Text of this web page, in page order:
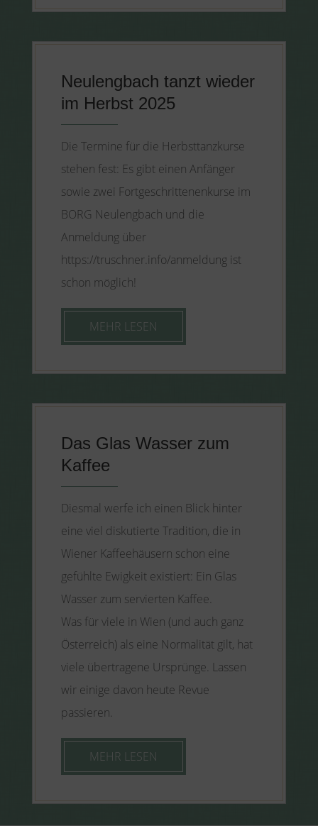
Neulengbach tanzt wieder
im Herbst 2025
Die Termine für die Herbsttanzkurse
stehen fest: Es gibt einen Anfänger
sowie zwei Fortgeschrittenenkurse im
BORG Neulengbach und die
Anmeldung über
https://truschner.info/anmeldung ist
schon möglich!
MEHR LESEN
Das Glas Wasser zum
Kaffee
Diesmal werfe ich einen Blick hinter
eine viel diskutierte Tradition, die in
Wiener Kaffeehäusern schon eine
gefühlte Ewigkeit existiert: Ein Glas
Wasser zum servierten Kaffee.
Was für viele in Wien (und auch ganz
Österreich) als eine Normalität gilt, hat
viele übertragene Ursprünge. Lassen
wir einige davon heute Revue
passieren.
MEHR LESEN